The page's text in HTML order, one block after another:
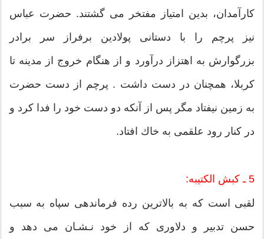
كارآمدان، بدین امتیاز مفتخر مى گشتند. حضرت عباس
نیز پرچم را با دستانى پولادین برفراز سر برادر
بزرگوارش به اهتزاز درآورد و از هنگام خروج از مدینه تا
كربلا، همچنان در دست داشت . پرچم از دست حضرت
به زمین نیفتاد مگر پس از آنكه دو دست خود را فدا كرد و
در كنار رود علقمى به خاك افتاد.
5 ـ كبش الكتیبه:
لقبى است كه به بالاترین رده فرماندهى سپاه به سبب
حسن تدبیر و دلاورى كه از خود نـشـان مى دهد و